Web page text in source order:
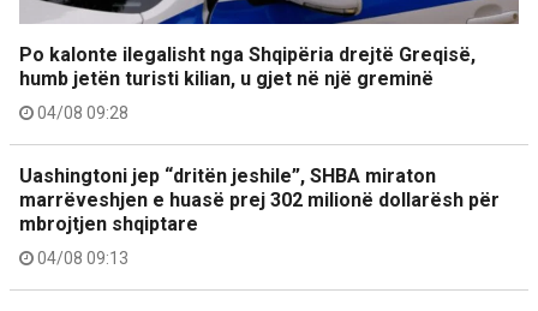
Po kalonte ilegalisht nga Shqipëria drejtë Greqisë,
humb jetën turisti kilian, u gjet në një greminë
04/08 09:28
Uashingtoni jep “dritën jeshile”, SHBA miraton
marrëveshjen e huasë prej 302 milionë dollarësh për
mbrojtjen shqiptare
04/08 09:13